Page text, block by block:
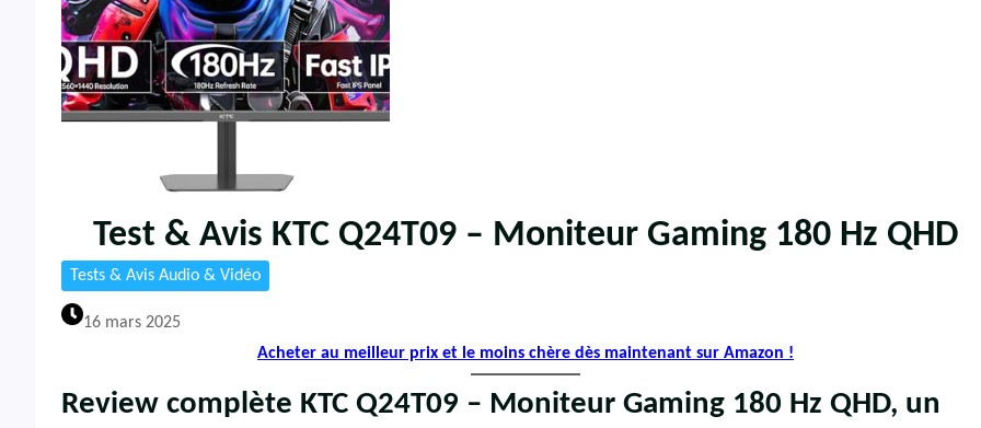
Test & Avis KTC Q24T09 – Moniteur Gaming 180 Hz QHD
Tests & Avis Audio & Vidéo
16 mars 2025
Acheter au meilleur prix et le moins chère dès maintenant sur Amazon !
Review complète KTC Q24T09 – Moniteur Gaming 180 Hz QHD, un